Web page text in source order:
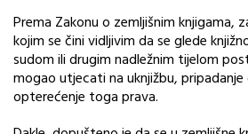
Prema Zakonu o zemljišnim knjigama,
kojim se čini vidljivim da se glede
sudom ili drugim nadležnim tijelom
mogao utjecati na uknjižbu, pripadanje
opterećenje toga prava.